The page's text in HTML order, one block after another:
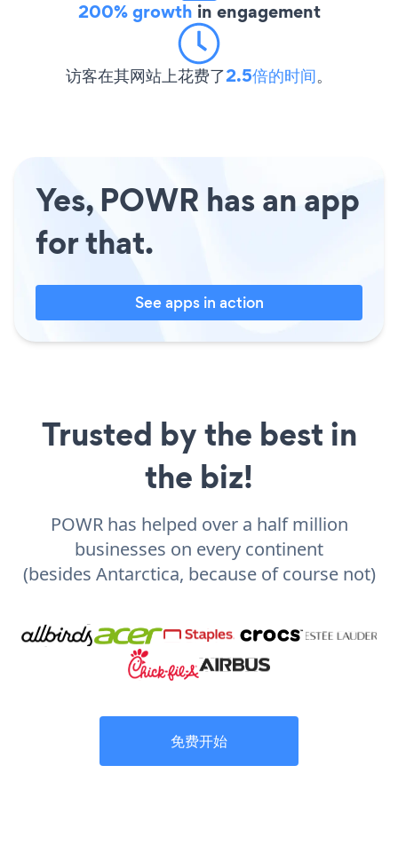
200% growth in engagement
访客在其网站上花费了2.5倍的时间。
Yes, POWR has an app
for that.
See apps in action
Trusted by the best in
the biz!
POWR has helped over a half million
businesses on every continent
(besides Antarctica, because of course not)
免费开始